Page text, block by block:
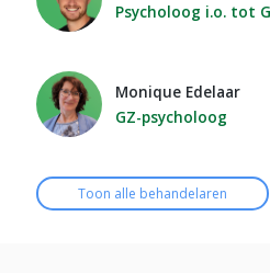
Psycholoog i.o. tot
Monique Edelaar
GZ-psycholoog
Toon alle behandelaren